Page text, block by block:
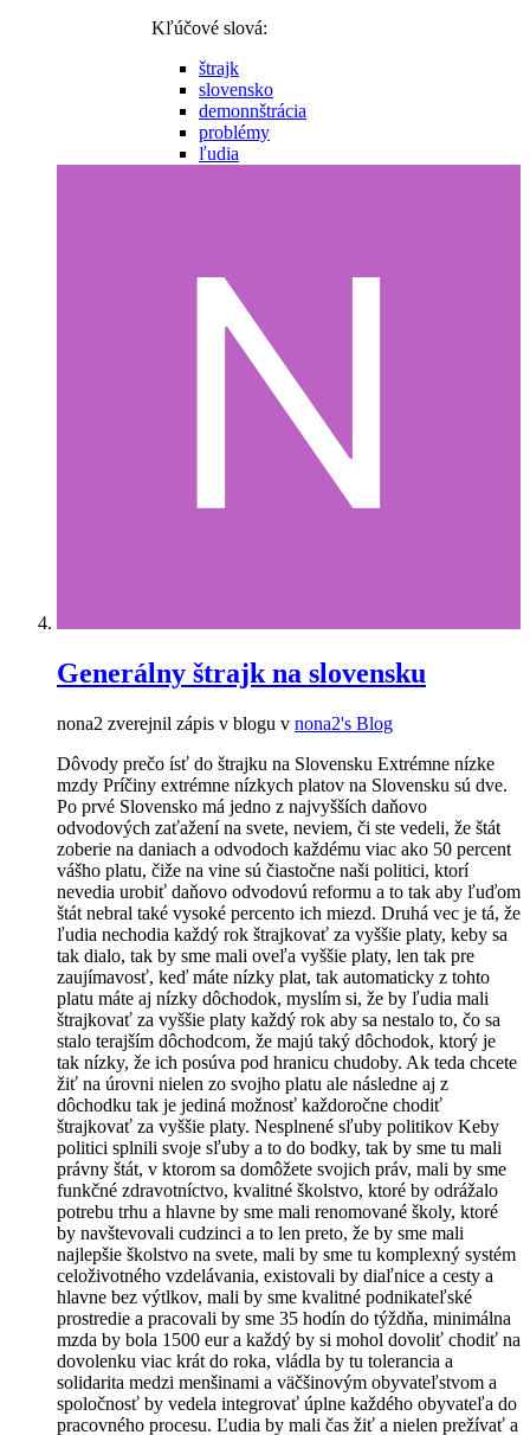
Kľúčové slová:
štrajk
slovensko
demonnštrácia
problémy
ľudia
Generálny štrajk na slovensku
nona2 zverejnil zápis v blogu v nona2's Blog
Dôvody prečo ísť do štrajku na Slovensku Extrémne nízke
mzdy Príčiny extrémne nízkych platov na Slovensku sú dve.
Po prvé Slovensko má jedno z najvyšších daňovo
odvodových zaťažení na svete, neviem, či ste vedeli, že štát
zoberie na daniach a odvodoch každému viac ako 50 percent
vášho platu, čiže na vine sú čiastočne naši politici, ktorí
nevedia urobiť daňovo odvodovú reformu a to tak aby ľuďom
štát nebral také vysoké percento ich miezd. Druhá vec je tá, že
ľudia nechodia každý rok štrajkovať za vyššie platy, keby sa
tak dialo, tak by sme mali oveľa vyššie platy, len tak pre
zaujímavosť, keď máte nízky plat, tak automaticky z tohto
platu máte aj nízky dôchodok, myslím si, že by ľudia mali
štrajkovať za vyššie platy každý rok aby sa nestalo to, čo sa
stalo terajším dôchodcom, že majú taký dôchodok, ktorý je
tak nízky, že ich posúva pod hranicu chudoby. Ak teda chcete
žiť na úrovni nielen zo svojho platu ale následne aj z
dôchodku tak je jediná možnosť každoročne chodiť
štrajkovať za vyššie platy. Nesplnené sľuby politikov Keby
politici splnili svoje sľuby a to do bodky, tak by sme tu mali
právny štát, v ktorom sa domôžete svojich práv, mali by sme
funkčné zdravotníctvo, kvalitné školstvo, ktoré by odrážalo
potrebu trhu a hlavne by sme mali renomované školy, ktoré
by navštevovali cudzinci a to len preto, že by sme mali
najlepšie školstvo na svete, mali by sme tu komplexný systém
celoživotného vzdelávania, existovali by diaľnice a cesty a
hlavne bez výtlkov, mali by sme kvalitné podnikateľské
prostredie a pracovali by sme 35 hodín do týždňa, minimálna
mzda by bola 1500 eur a každý by si mohol dovoliť chodiť na
dovolenku viac krát do roka, vládla by tu tolerancia a
solidarita medzi menšinami a väčšinovým obyvateľstvom a
spoločnosť by vedela integrovať úplne každého obyvateľa do
pracovného procesu. Ľudia by mali čas žiť a nielen prežívať a